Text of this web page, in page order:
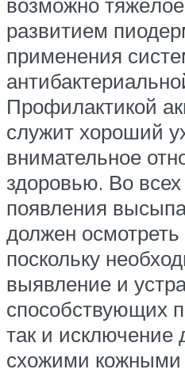
развитием
применения
Профилактикой
служит хороший
внимательное
здоровью. Во
появления
должен осмотреть
поскольку
выявление и
способствующих
так и исключение
схожими кожными